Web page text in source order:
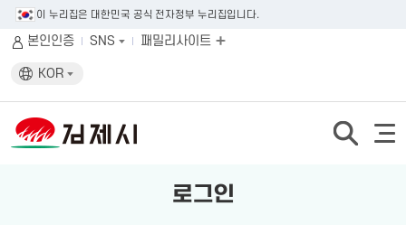
이 누리집은 대한민국 공식 전자정부 누리집입니다.
본인인증 SNS 패밀리사이트
KOR
로그인